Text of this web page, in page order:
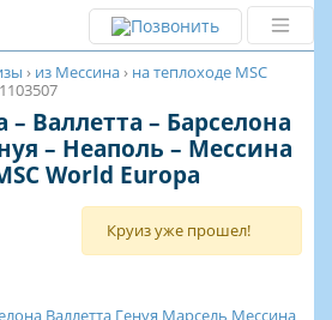
› из Мессина› на теплоходе MSC
Валлетта – Барселона
– Неаполь – Мессина
World Europa
Круиз уже прошел!
Валлетта Генуя Марсель Мессина